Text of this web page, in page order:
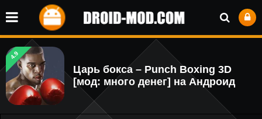
4.9
Царь бокса – Punch Boxing 3D
[мод: много денег] на Андроид